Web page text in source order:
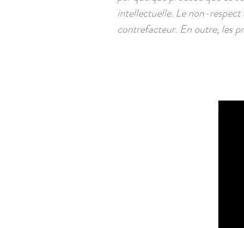
intellectuelle. Le non-
contrefacteur. En outre, les